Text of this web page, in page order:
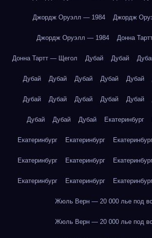
Джордж Оруэлл — 1984 Джордж
Джордж Оруэлл — 1984 Донна
Донна Тартт — Щегол Дубай Дубай
Дубай Дубай Дубай Дубай Дубай
Дубай Дубай Дубай Дубай Дубай
Дубай Дубай Дубай Екатеринбург
Екатеринбург Екатеринбург
Екатеринбург Екатеринбург
Екатеринбург Екатеринбург
Жюль Верн — 20 000 лье под
Жюль Верн — 20 000 лье под